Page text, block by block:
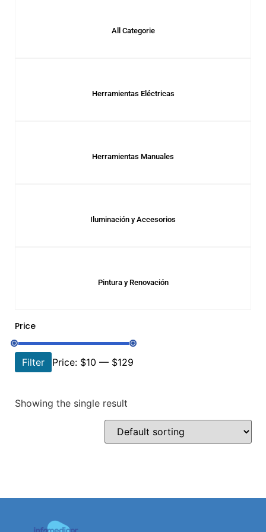
All Categorie
Herramientas Eléctricas
Herramientas Manuales
Iluminación y Accesorios
Pintura y Renovación
Price
Filter Price: $10 — $129
Showing the single result